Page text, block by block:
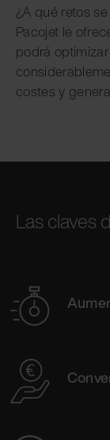
¿A qué retos
Pacojet le
podrá
costes y
Las claves